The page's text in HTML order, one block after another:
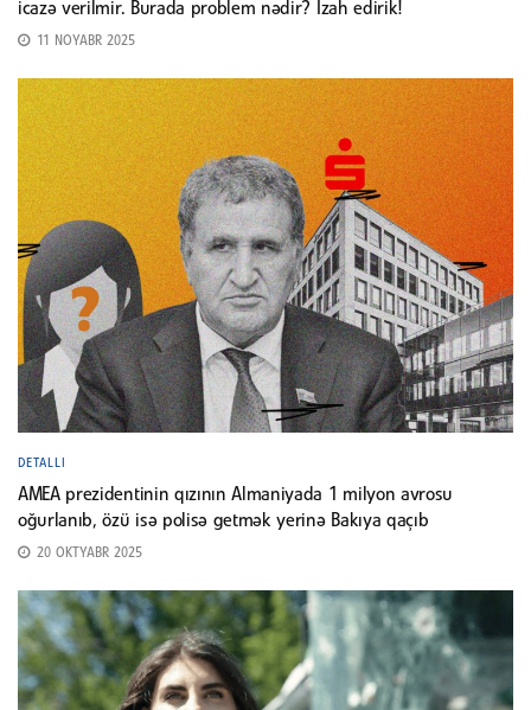
icazə verilmir. Burada problem nədir? İzah edirik!
11 NOYABR 2025
DETALLI
AMEA prezidentinin qızının Almaniyada 1 milyon avrosu
oğurlanıb, özü isə polisə getmək yerinə Bakıya qaçıb
20 OKTYABR 2025